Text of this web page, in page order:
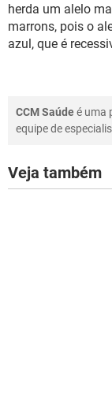
herda um alelo
marrons, pois o
azul, que é
CCM Saúdeé uma
equipe de
Veja também